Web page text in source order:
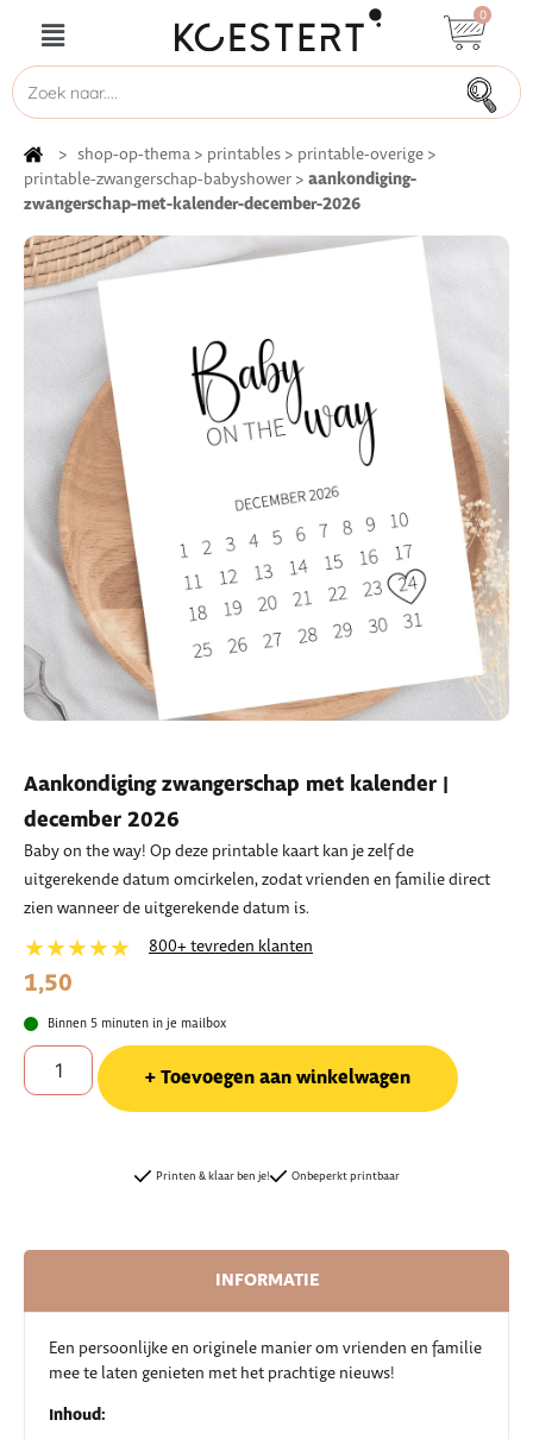
0
> shop-op-thema > printables > printable-overige >
printable-zwangerschap-babyshower > aankondiging-
zwangerschap-met-kalender-december-2026
Aankondiging zwangerschap met kalender |
december 2026
Baby on the way! Op deze printable kaart kan je zelf de
uitgerekende datum omcirkelen, zodat vrienden en familie direct
zien wanneer de uitgerekende datum is.
★★★★★ 800+ tevreden klanten
1,50
Binnen 5 minuten in je mailbox
Toevoegen aan winkelwagen
Printen & klaar ben je! Onbeperkt printbaar
INFORMATIE
Een persoonlijke en originele manier om vrienden en familie
mee te laten genieten met het prachtige nieuws!
Inhoud: